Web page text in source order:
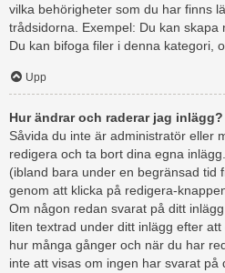
vilka behörigheter som du har finns
trådsidorna. Exempel: Du kan skapa
Du kan bifoga filer i denna kategori,
Upp
Hur ändrar och raderar jag inlägg?
Såvida du inte är administratör eller
redigera och ta bort dina egna
(ibland bara under en begränsad tid
genom att klicka på redigera-
Om någon redan svarat på ditt
liten textrad under ditt inlägg efter
hur många gånger och när du har
inte att visas om ingen har svarat på